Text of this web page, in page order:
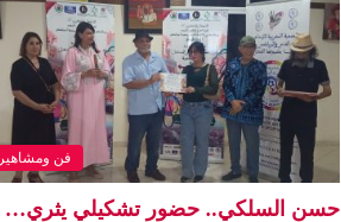
فن ومشاهير
حسن السلكي.. حضور تشكيلي يثري…